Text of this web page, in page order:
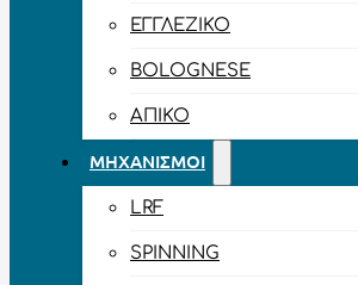
ΕΓΓΛΈΖΙΚΟ
BOLOGNESE
ΑΠΊΚΟ
ΜΗΧΑΝΙΣΜΟΊ
LRF
SPINNING